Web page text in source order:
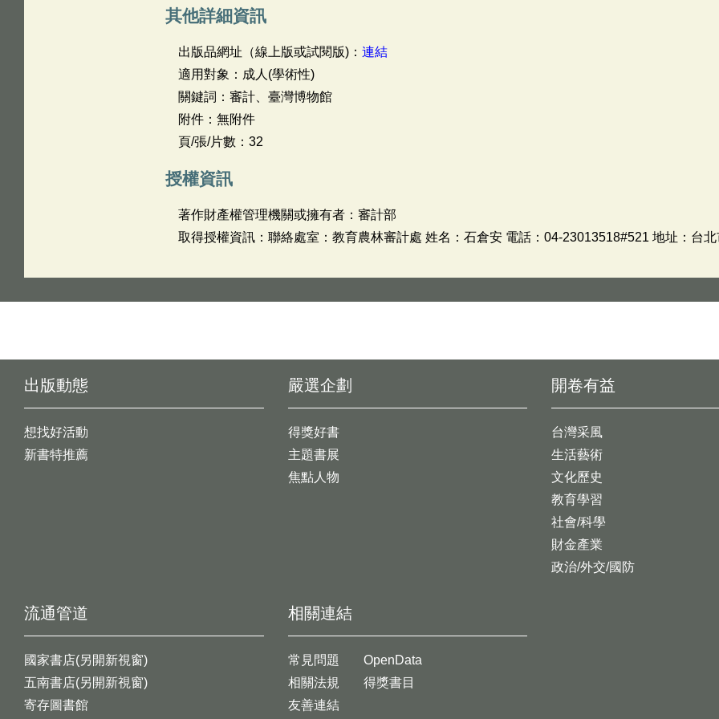
其他詳細資訊
出版品網址（線上版或試閱版)： 連結
適用對象：成人(學術性)
關鍵詞：審計、臺灣博物館
附件：無附件
頁/張/片數：32
授權資訊
著作財產權管理機關或擁有者：審計部
取得授權資訊：聯絡處室：教育農林審計處 姓名：石倉安 電話：04-23013518#521 地址：台
出版動態
想找好活動
新書特推薦
開卷有益
台灣采風
生活藝術
文化歷史
教育學習
社會/科學
財金產業
政治/外交/國防
嚴選企劃
得獎好書
主題書展
焦點人物
流通管道
國家書店(另開新視窗)
五南書店(另開新視窗)
寄存圖書館
相關連結
常見問題
相關法規
友善連結
OpenData
得獎書目